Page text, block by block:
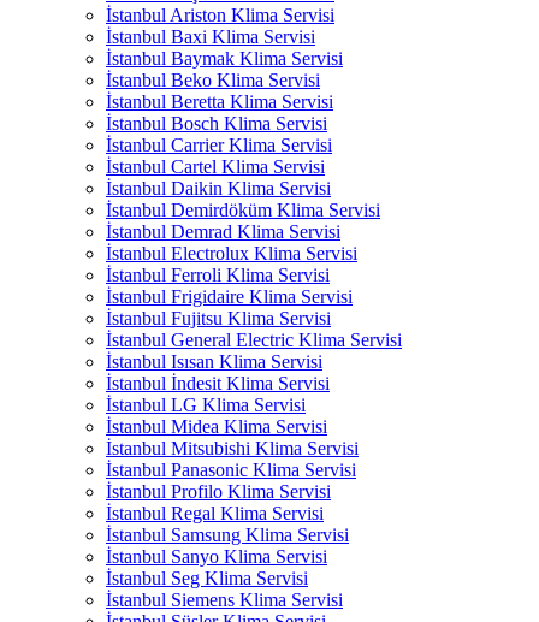
İstanbul Ariston Klima Servisi
İstanbul Baxi Klima Servisi
İstanbul Baymak Klima Servisi
İstanbul Beko Klima Servisi
İstanbul Beretta Klima Servisi
İstanbul Bosch Klima Servisi
İstanbul Carrier Klima Servisi
İstanbul Cartel Klima Servisi
İstanbul Daikin Klima Servisi
İstanbul Demirdöküm Klima Servisi
İstanbul Demrad Klima Servisi
İstanbul Electrolux Klima Servisi
İstanbul Ferroli Klima Servisi
İstanbul Frigidaire Klima Servisi
İstanbul Fujitsu Klima Servisi
İstanbul General Electric Klima Servisi
İstanbul Isısan Klima Servisi
İstanbul İndesit Klima Servisi
İstanbul LG Klima Servisi
İstanbul Midea Klima Servisi
İstanbul Mitsubishi Klima Servisi
İstanbul Panasonic Klima Servisi
İstanbul Profilo Klima Servisi
İstanbul Regal Klima Servisi
İstanbul Samsung Klima Servisi
İstanbul Sanyo Klima Servisi
İstanbul Seg Klima Servisi
İstanbul Siemens Klima Servisi